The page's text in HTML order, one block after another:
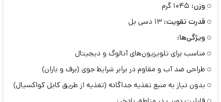
وزن:
قدرت تقویت:13 دسی بل
ویژگی‌ها:
مناسب برای تلویزیون‌های آنالوگ و دیجیتال
طراحی ضد آب و مقاوم در برابر شرایط جوی (برف و باران)
بدون نیاز به منبع تغذیه جداگانه (تغذیه از طریق کابل کواکسیال)